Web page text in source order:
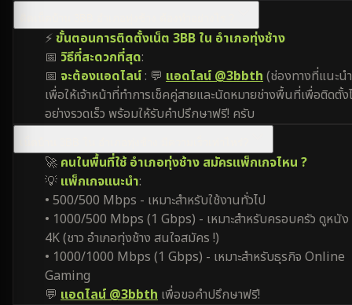
⚡ ขั้นตอนการติดตั้งเน็ต 3BB ใน อำเภอทุ่งช้าง
📅 วิธีที่สะดวกที่สุด:
📅 จะต้องแอดไลน์: 💬 แอดไลน์ @3bbth (ช่องทางที่แนะน
เพื่อให้เจ้าหน้าที่ทำการเช็คคู่สายและนัดหมายช่างพื้นที่เพื่อติดตั้ง
อย่างรวดเร็ว พร้อมให้รับคำปรึกษาฟรี! ครับ
🚀 คนในพื้นที่ใช้ อำเภอทุ่งช้าง สมัครแพ็กเกจไหน ?
💡 แพ็กเกจแนะนำ:
• 500/500 Mbps - เหมาะสำหรับใช้งานทั่วไป
• 1000/500 Mbps (1 Gbps) - เหมาะสำหรับครอบครัว ดูหนัง
4K (ชาว อำเภอทุ่งช้าง สนใจสมัคร !)
• 1000/1000 Mbps (1 Gbps) - เหมาะสำหรับธุรกิจ Online
Gaming
💬 แอดไลน์ @3bbth เพื่อขอคำปรึกษาฟรี!